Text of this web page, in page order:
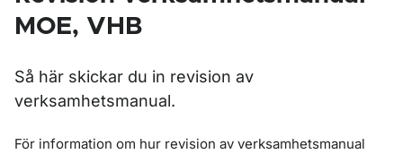
MOE, VHB
Så här skickar du in revision av
verksamhetsmanual.
För information om hur revision av verksamhetsmanual